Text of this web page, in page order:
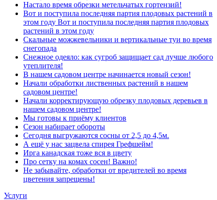
Настало время обрезки метельчатых гортензий!
Вот и поступила последняя партия плодовых растений в
этом году Вот и поступила последняя партия плодовых
растений в этом году
Скальные можжевельники и вертикальные туи во время
снегопада
Снежное одеяло: как сугроб защищает сад лучше любого
утеплителя!
В нашем садовом центре начинается новый сезон!
Начали обработки лиственных растений в нашем
садовом центре!
Начали корректирующую обрезку плодовых деревьев в
нашем садовом центре!
Мы готовы к приёму клиентов
Сезон набирает обороты
Сегодня выгружаются сосны от 2,5 до 4,5м.
А ещё у нас зацвела спирея Грефшейм!
Ирга канадская тоже вся в цвету
Про сетку на комах сосен! Важно!
Не забывайте, обработки от вредителей во время
цветения запрещены!
Услуги